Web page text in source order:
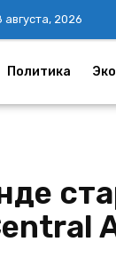
2026
Политика